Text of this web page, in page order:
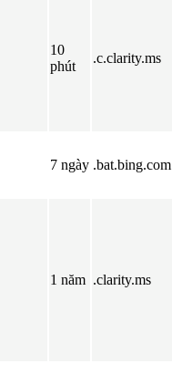
10
phút
.c.clarity.ms
7 ngày .bat.bing.com
1 năm .clarity.ms